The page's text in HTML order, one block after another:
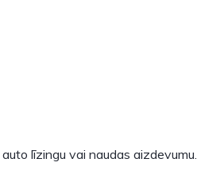
līzingu vai naudas aizdevumu.